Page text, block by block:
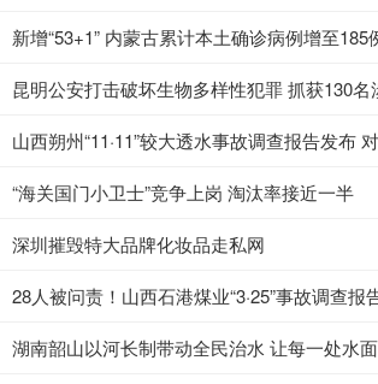
新增“53+1” 内蒙古累计本土确诊病例增至185
昆明公安打击破坏生物多样性犯罪 抓获130名
山西朔州“11·11”较大透水事故调查报告发布
“海关国门小卫士”竞争上岗 淘汰率接近一半
深圳摧毁特大品牌化妆品走私网
28人被问责！山西石港煤业“3·25”事故调查报
湖南韶山以河长制带动全民治水 让每一处水面